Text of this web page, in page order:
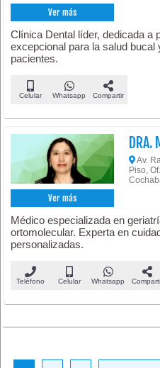
Ver más
Clínica Dental líder, dedicada a
excepcional para la salud bucal
pacientes.
Celular Whatsapp Compartir
Ver más
DRA.
Av.
Piso,
Médico especializada en
ortomolecular. Experta en
personalizadas.
Teléfono Celular Whatsapp